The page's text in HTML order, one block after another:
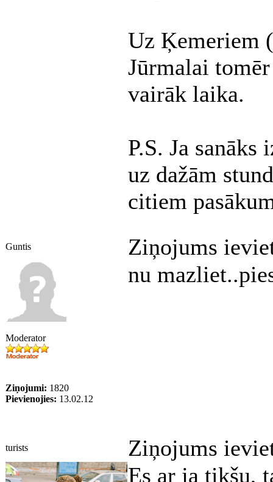
Uz Ķemeriem
Jūrmalai
vairāk laika.
P.S. Ja
uz dažām
citiem
Guntis Ziņojums
Moderator
Ziņojumi: 1820
Pievienojies: 13.02.12
nu
turists
Ziņojums
Es ar ja tikšu,